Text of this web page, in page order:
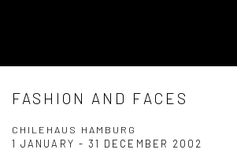
FASHION AND FACES
CHILEHAUS HAMBURG
1 JANUARY - 31 DECEMBER 2002